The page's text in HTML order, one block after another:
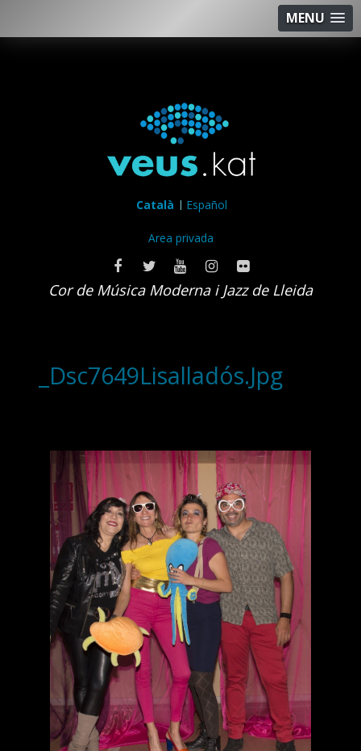
MENU
Català Español
Area privada
Cor de Música Moderna i Jazz de Lleida
_Dsc7649Lisalladós.Jpg